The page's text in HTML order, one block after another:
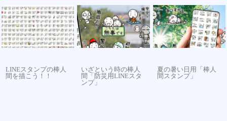
LINEスタンプの棒人
間を描こう！！
いざという時の棒人
間「防災用LINEスタ
ンプ」
夏の暑い日用「棒人
間スタンプ」